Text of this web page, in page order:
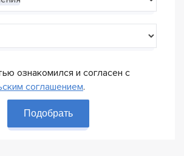
ознакомился и согласен с
соглашением.
Подобрать